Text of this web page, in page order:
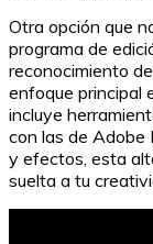
Otra opción que
programa de
reconocimiento
enfoque principal
incluye
con las de Adobe
y efectos, esta
suelta a tu